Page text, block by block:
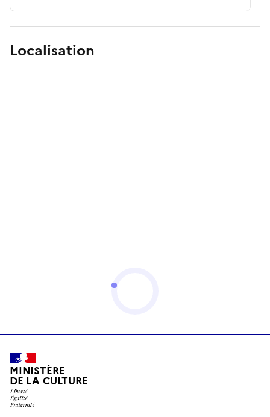
Localisation
MINISTÈRE
DE LA CULTURE